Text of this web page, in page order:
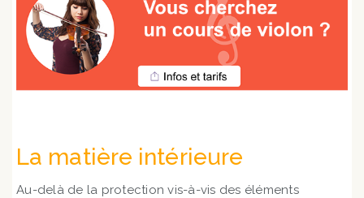
La matière intérieure
Au-delà de la protection vis-à-vis des éléments